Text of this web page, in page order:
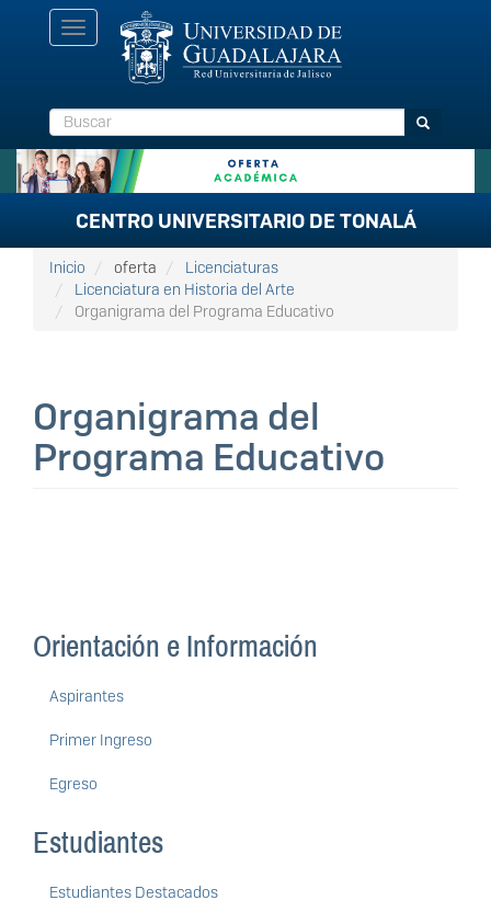
Toggle
navigation
Buscar Buscar
CENTRO UNIVERSITARIO DE TONALÁ
Inicio oferta
Licenciaturas
Licenciatura en Historia del Arte
Organigrama del Programa Educativo
Organigrama del
Programa Educativo
Orientación e Información
Aspirantes
Primer Ingreso
Egreso
Estudiantes
Estudiantes Destacados